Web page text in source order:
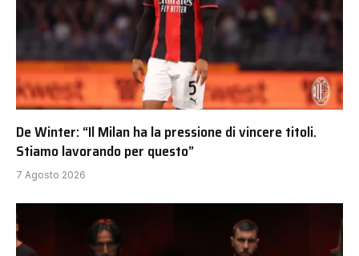
De Winter: “Il Milan ha la pressione di vincere titoli.
Stiamo lavorando per questo”
7 Agosto 2026